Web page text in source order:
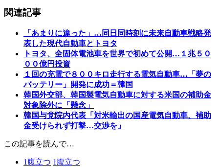
関連記事
「あまりに違った」…同日同時刻に未来自動車戦略発
表した現代自動車とトヨタ
トヨタ、全固体電池車を世界で初めて公開…１兆５０
００億円投資
１回の充電で８００キロ走行する電気自動車…「夢の
バッテリー」開発に成功＝韓国
韓国外交部、韓国製電気自動車に対する米国の補助金
対象除外に「懸念」
韓国与党院内代表「対米輸出の国産電気自動車、補助
金受けられず打撃…交渉を」
この記事を読んで…
1 腹立つ 1 腹立つ